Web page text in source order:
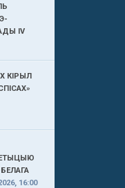
IV
КІРЫЛ
16:00